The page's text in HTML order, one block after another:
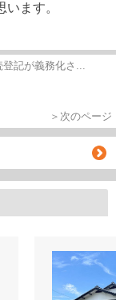
ます。
登記が義務化さ...
＞次のページ